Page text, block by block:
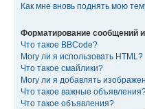
Как мне вновь поднять мою
Форматирование сообщений
Что такое BBCode?
Могу ли я использовать HTML?
Что такое смайлики?
Могу ли я добавлять
Что такое важные
Что такое объявления?